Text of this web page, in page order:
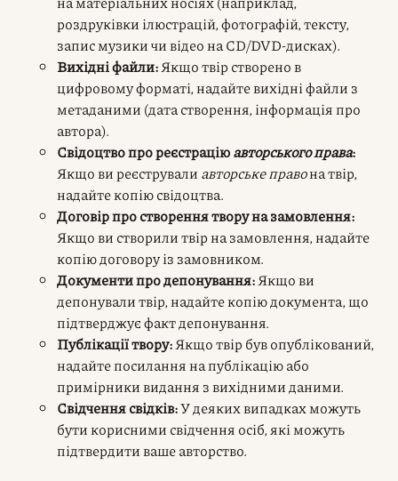
роздруківки ілюстрацій, фотографій, тексту,
запис музики чи відео на CD/DVD-дисках).
Вихідні файли:Якщо твір створено в
цифровому форматі, надайте вихідні файли з
метаданими (дата створення, інформація про
автора).
Свідоцтво про реєстраціюавторського права:
Якщо ви реєстрували авторське правона твір,
надайте копію свідоцтва.
Договір про створення твору на замовлення:
Якщо ви створили твір на замовлення, надайте
копію договору із замовником.
Документи про депонування:Якщо ви
депонували твір, надайте копію документа, що
підтверджує факт депонування.
Публікації твору:Якщо твір був опублікований,
надайте посилання на публікацію або
примірники видання з вихідними даними.
Свідчення свідків:У деяких випадках можуть
бути корисними свідчення осіб, які можуть
підтвердити ваше авторство.